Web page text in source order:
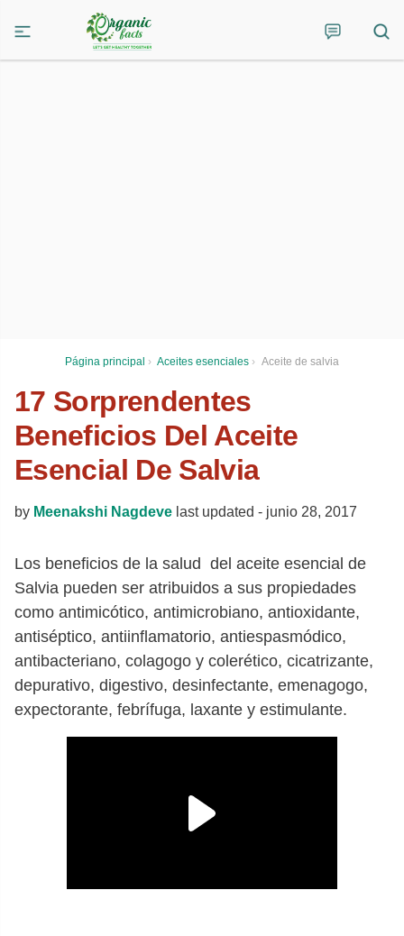
Página principal › Aceites esenciales › Aceite de salvia
17 Sorprendentes
Beneficios Del Aceite
Esencial De Salvia
by Meenakshi Nagdeve last updated - junio 28, 2017
Los beneficios de la salud del aceite esencial de
Salvia pueden ser atribuidos a sus propiedades
como antimicótico, antimicrobiano, antioxidante,
antiséptico, antiinflamatorio, antiespasmódico,
antibacteriano, colagogo y colerético, cicatrizante,
depurativo, digestivo, desinfectante, emenagogo,
expectorante, febrífuga, laxante y estimulante.